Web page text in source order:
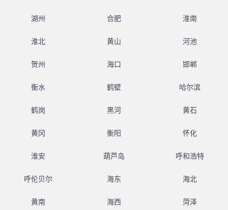
湖州 合肥 淮南
淮北 黄山 河池
贺州 海口 邯郸
衡水 鹤壁 哈尔滨
鹤岗 黑河 黄石
黄冈 衡阳 怀化
淮安 葫芦岛 呼和浩特
呼伦贝尔 海东 海北
黄南 海西 菏泽